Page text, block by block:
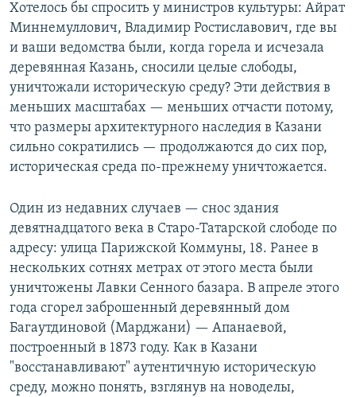
Хотелось бы спросить у министров культуры: Айрат
Миннемуллович, Владимир Ростиславович, где вы
и ваши ведомства были, когда горела и исчезала
деревянная Казань, сносили целые слободы,
уничтожали историческую среду? Эти действия в
меньших масштабах — меньших отчасти потому,
что размеры архитектурного наследия в Казани
сильно сократились — продолжаются до сих пор,
историческая среда по-прежнему уничтожается.
Один из недавних случаев — снос здания
девятнадцатого века в Старо-Татарской слободе по
адресу: улица Парижской Коммуны, 18. Ранее в
нескольких сотнях метрах от этого места были
уничтожены Лавки Сенного базара. В апреле этого
года сгорел заброшенный деревянный дом
Багаутдиновой (Марджани) — Апанаевой,
построенный в 1873 году. Как в Казани
"восстанавливают" аутентичную историческую
среду, можно понять, взглянув на новоделы,